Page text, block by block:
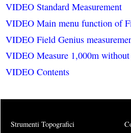
VIDEO Standard Measurement
VIDEO Main menu function of
VIDEO Field Genius
VIDEO Measure 1,000m
VIDEO Contents
Strumenti Topografici